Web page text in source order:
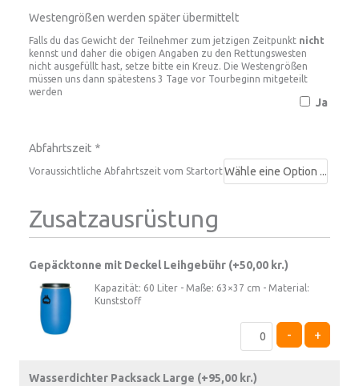
Westengrößen werden später übermittelt
Falls du das Gewicht der Teilnehmer zum jetzigen Zeitpunkt nicht
kennst und daher die obigen Angaben zu den Rettungswesten
nicht ausgefüllt hast, setze bitte ein Kreuz. Die Westengrößen
müssen uns dann spätestens 3 Tage vor Tourbeginn mitgeteilt
werden
Ja
Abfahrtszeit *
Voraussichtliche Abfahrtszeit vom Startort
Zusatzausrüstung
Gepäcktonne mit Deckel Leihgebühr (+50,00 kr.)
Kapazität: 60 Liter - Maße: 63×37 cm - Material:
Kunststoff
- +
Wasserdichter Packsack Large (+95,00 kr.)